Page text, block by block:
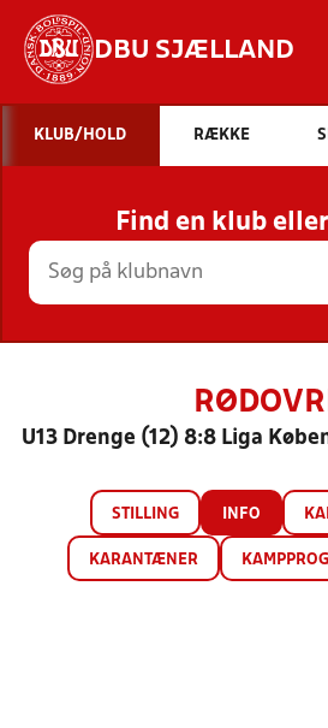
DBU SJÆLLAND
STILLINGER,
HOLD
KLUB/HOLD RÆKKE
Find en klub
U13 Drenge (12) 8:8 Liga
STILLING INFO
KARANTÆNER